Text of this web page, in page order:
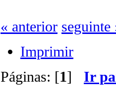
« anterior seguinte
Imprimir
Páginas: [1] Ir